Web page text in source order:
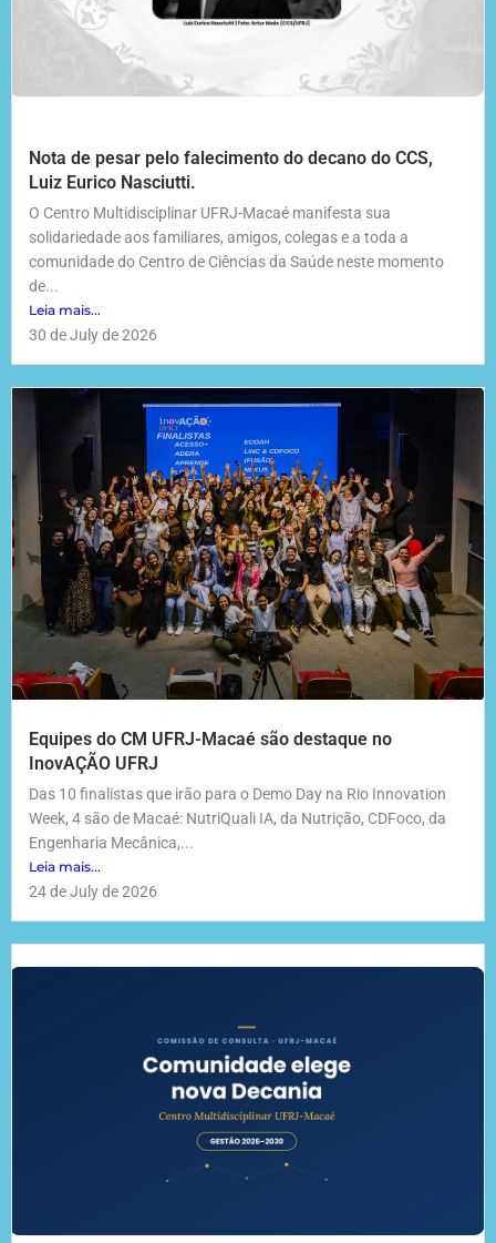
Nota de pesar pelo falecimento do decano do CCS,
Luiz Eurico Nasciutti.
O Centro Multidisciplinar UFRJ-Macaé manifesta sua
solidariedade aos familiares, amigos, colegas e a toda a
comunidade do Centro de Ciências da Saúde neste momento
de...
Leia mais...
30 de July de 2026
Equipes do CM UFRJ-Macaé são destaque no
InovAÇÃO UFRJ
Das 10 finalistas que irão para o Demo Day na Rio Innovation
Week, 4 são de Macaé: NutriQuali IA, da Nutrição, CDFoco, da
Engenharia Mecânica,...
Leia mais...
24 de July de 2026